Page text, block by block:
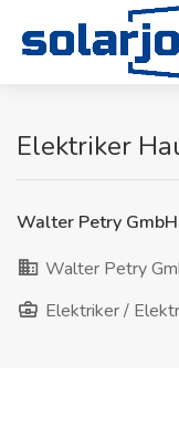
Zum Inhalt springen
Elektriker
Walter Petry GmbH
Walter Petry
Elektriker /